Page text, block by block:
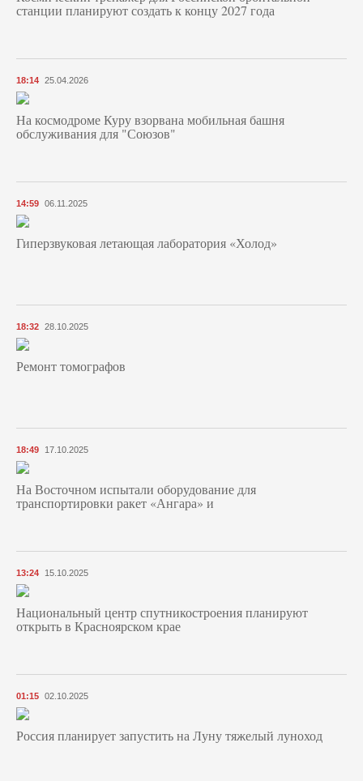
станции планируют создать к концу 2027 года
18:14 25.04.2026
На космодроме Куру взорвана мобильная башня
обслуживания для "Союзов"
14:59 06.11.2025
Гиперзвуковая летающая лаборатория «Холод»
18:32 28.10.2025
Ремонт томографов
18:49 17.10.2025
На Восточном испытали оборудование для
транспортировки ракет «Ангара» и
13:24 15.10.2025
Национальный центр спутникостроения планируют
открыть в Красноярском крае
01:15 02.10.2025
Россия планирует запустить на Луну тяжелый луноход